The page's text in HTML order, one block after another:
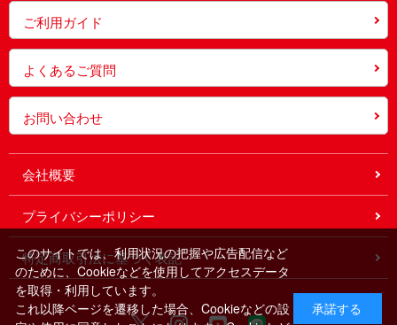
ご利用ガイド
よくあるご質問
お問い合わせ
会社概要
プライバシーポリシー
特定商取引法に基づく表記
X InstagramYoutubeLine
このサイトでは、利用状況の把握や広告配信など
のために、Cookieなどを使用してアクセスデータ
を取得・利用しています。
これ以降ページを遷移した場合、Cookieなどの設
承諾する